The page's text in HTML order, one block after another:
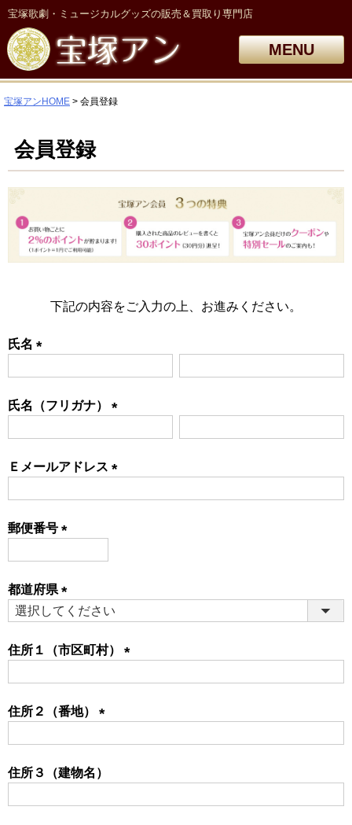
宝塚歌劇・ミュージカルグッズの販売＆買取り専門店
MENU
宝塚アンHOME 会員登録
会員登録
下記の内容をご入力の上、お進みください。
氏名
氏名（フリガナ）
Ｅメールアドレス
郵便番号
都道府県
(必
住所１（市区町村）
住所２（番地）
住所３（建物名）